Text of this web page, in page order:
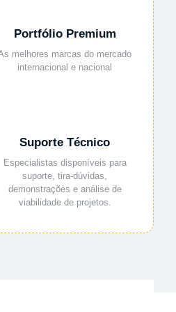
Portfólio Premium
melhores marcas do mercado
internacional e nacional
Suporte Técnico
Especialistas disponíveis para
suporte, tira-dúvidas,
demonstrações e análise de
viabilidade de projetos.